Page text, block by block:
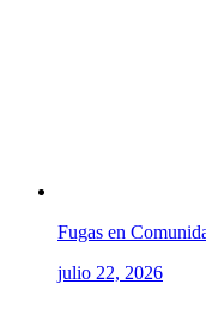
Fugas en
julio 22, 2026